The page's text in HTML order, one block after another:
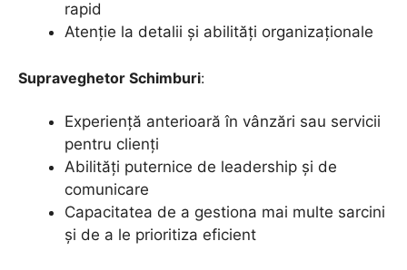
rapid
Atenție la detalii și abilități organizaționale
Supraveghetor Schimburi:
Experiență anterioară în vânzări sau servicii
pentru clienți
Abilități puternice de leadership și de
comunicare
Capacitatea de a gestiona mai multe sarcini
și de a le prioritiza eficient